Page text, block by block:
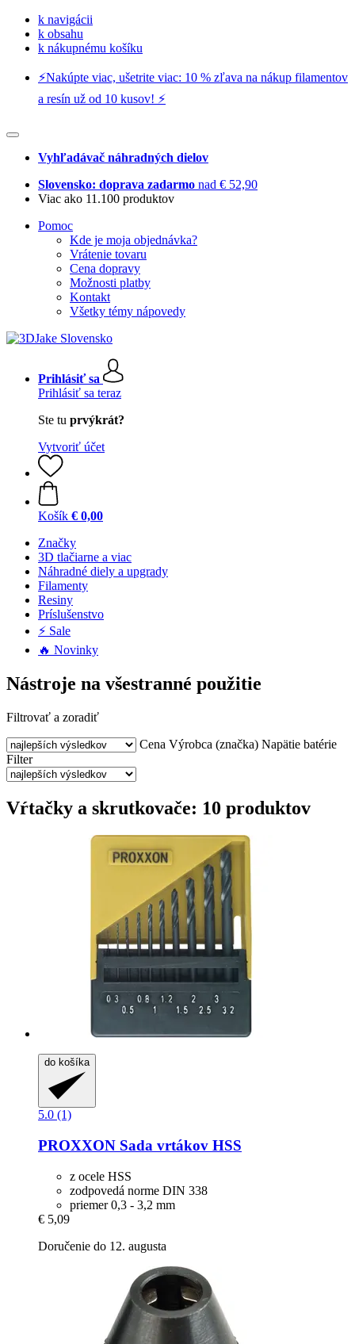
k navigácii
k obsahu
k nákupnému košíku
⚡️Nakúpte viac, ušetrite viac: 10 % zľava na nákup filamentov
a resín už od 10 kusov! ⚡️
Vyhľadávač náhradných dielov
Slovensko: doprava zadarmo nad € 52,90
Viac ako 11.100 produktov
Pomoc
Kde je moja objednávka?
Vrátenie tovaru
Cena dopravy
Možnosti platby
Kontakt
Všetky témy nápovedy
Prihlásiť sa
Prihlásiť sa teraz
Ste tu prvýkrát?
Vytvoriť účet
Košík € 0,00
Značky
3D tlačiarne a viac
Náhradné diely a upgrady
Filamenty
Resiny
Príslušenstvo
⚡ Sale
🔥 Novinky
Nástroje na všestranné použitie
Filtrovať a zoradiť
Cena Výrobca (značka) Napätie batérie
Filter
Vŕtačky a skrutkovače: 10 produktov
do košíka
5.0 (1)
PROXXON Sada vrtákov HSS
z ocele HSS
zodpovedá norme DIN 338
priemer 0,3 - 3,2 mm
€ 5,09
Doručenie do 12. augusta